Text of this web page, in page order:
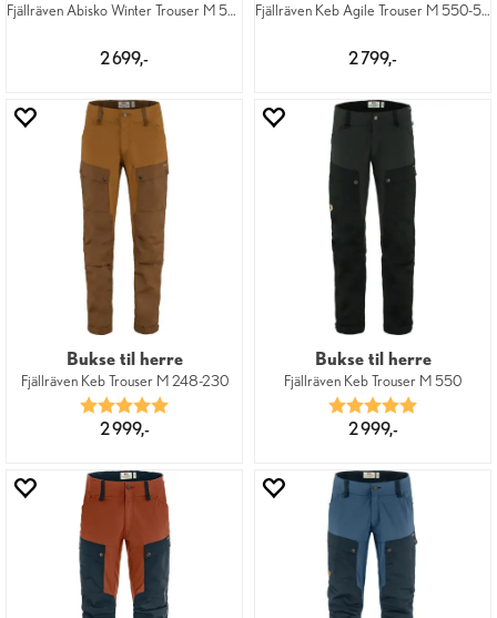
Fjällräven Abisko Winter Trouser M 550
2 699,-
Fjällräven Keb Agile Trouser M 550-550
2 799,-
Bukse til herre
Fjällräven Keb Trouser M 248-230
Karakter:
2 999,-
Bukse til herre
Fjällräven Keb Trouser M 550
Karakter:
2 999,-